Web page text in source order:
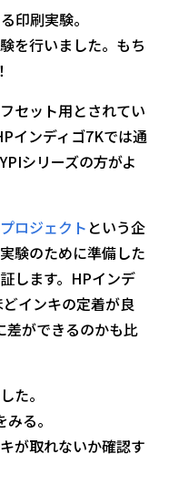
印刷実験。
を行いました。もち
セット用とされてい
インディゴ7Kでは通
シリーズの方がよ
ロジェクト という企
験のために準備した
します。HPインデ
インキの定着が良
差ができるのかも比
た。
る。
が取れないか確認す